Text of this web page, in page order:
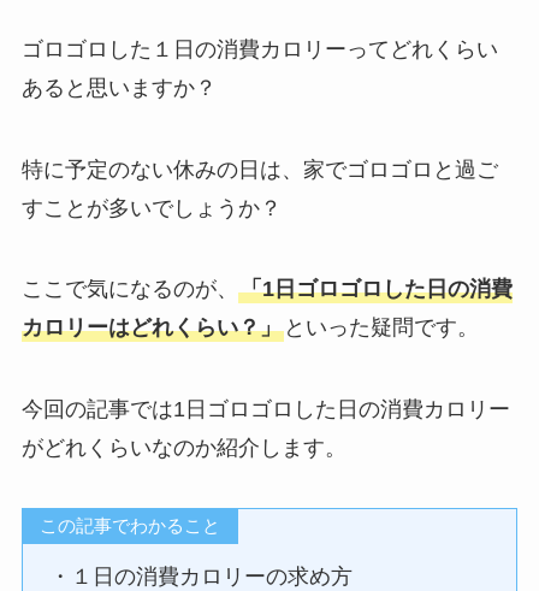
ゴロゴロした１日の消費カロリーってどれくらい
あると思いますか？
特に予定のない休みの日は、家でゴロゴロと過ご
すことが多いでしょうか？
ここで気になるのが、 「1日ゴロゴロした日の消費
カロリーはどれくらい？」といった疑問です。
今回の記事では1日ゴロゴロした日の消費カロリー
がどれくらいなのか紹介します。
この記事でわかること
・１日の消費カロリーの求め方